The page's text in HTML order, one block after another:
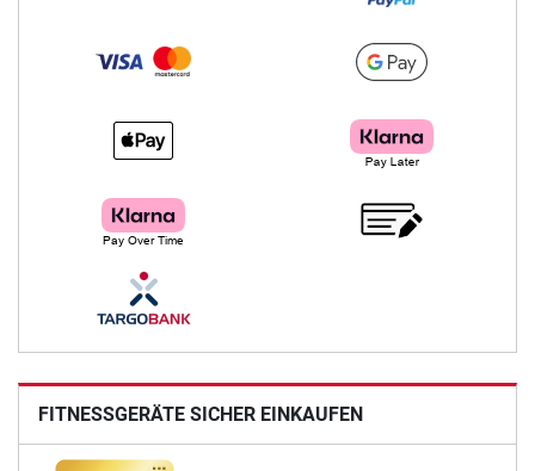
FITNESSGERÄTE SICHER EINKAUFEN